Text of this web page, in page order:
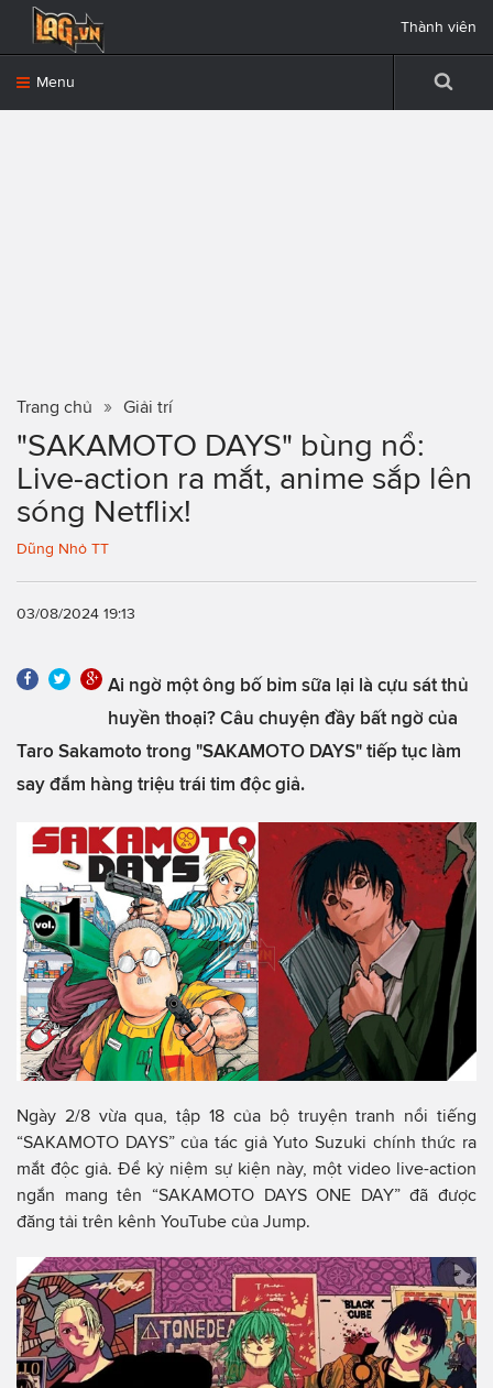
Menu
Thành viên
Trang chủ Giải trí
"SAKAMOTO DAYS" bùng nổ:
Live-action ra mắt, anime sắp lên
sóng Netflix!
Dũng Nhỏ TT
03/08/2024 19:13
Ai ngờ một ông bố bỉm sữa lại là cựu sát thủ
huyền thoại? Câu chuyện đầy bất ngờ của
Taro Sakamoto trong "SAKAMOTO DAYS" tiếp tục làm
say đắm hàng triệu trái tim độc giả.
Ngày 2/8 vừa qua, tập 18 của bộ truyện tranh nổi tiếng
“SAKAMOTO DAYS” của tác giả Yuto Suzuki chính thức ra
mắt độc giả. Để kỷ niệm sự kiện này, một video live-action
ngắn mang tên “SAKAMOTO DAYS ONE DAY” đã được
đăng tải trên kênh YouTube của Jump.